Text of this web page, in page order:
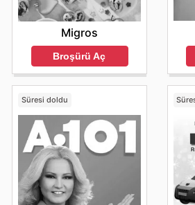
Migros
Broşürü Aç
Süresi doldu